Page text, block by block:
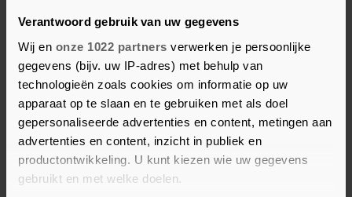
Verantwoord gebruik van uw gegevens
Wij en onze 1022 partners verwerken je persoonlijke
gegevens (bijv. uw IP-adres) met behulp van
technologieën zoals cookies om informatie op uw
apparaat op te slaan en te gebruiken met als doel
gepersonaliseerde advertenties en content, metingen aan
advertenties en content, inzicht in publiek en
productontwikkeling. U kunt kiezen wie uw gegevens
gebruikt en met welke doelen.